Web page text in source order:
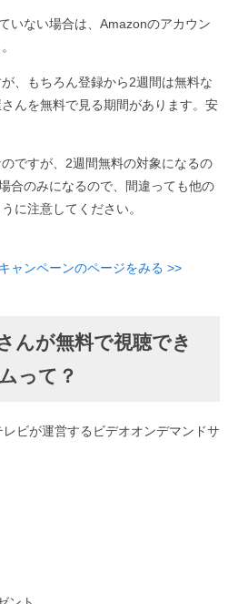
いない場合は、Amazonのアカウン
、もちろん登録から2週間は無料な
んを無料で見る期間があります。安
ですが、2週間無料の対象になるの
合のみになるので、間違っても他の
に注意してください。
ャンペーンのページをみる >>
んが無料で視聴でき
って？
ビが運営するビデオオンデマンドサ